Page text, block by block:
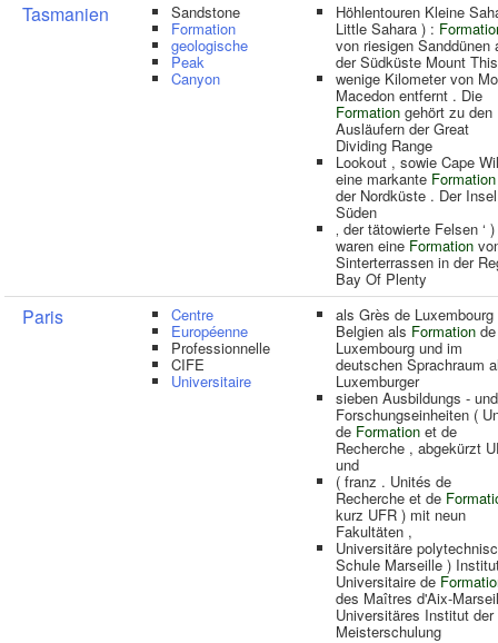
Tasmanien Sandstone
Formation
geologische
Peak
Canyon
Höhlentouren Kleine
Little Sahara ) :
von riesigen Sanddünen
der Südküste Mount
wenige Kilometer von
Macedon entfernt . Die
Formation gehört zu den
Ausläufern der Great
Dividing Range
Lookout , sowie Cape
eine markante Formation
der Nordküste . Der
Süden
‚ der tätowierte Felsen ‘ )
waren eine Formation
Sinterterrassen in der
Bay Of Plenty
Paris Centre
Européenne
Professionnelle
CIFE
Universitaire
als Grès de
Belgien als Formation de
Luxembourg und im
deutschen Sprachraum
Luxemburger
sieben Ausbildungs - und
Forschungseinheiten (
de Formation et de
Recherche , abgekürzt
und
( franz . Unités de
Recherche et de
kurz UFR ) mit neun
Fakultäten ,
Universitäre
Schule Marseille )
Universitaire de
des Maîtres d'Aix-
Universitäres Institut der
Meisterschulung